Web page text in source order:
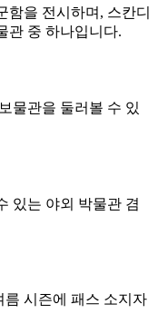
함을 전시하며, 스칸디
관 중 하나입니다.
물관을 둘러볼 수 있
있는 야외 박물관 겸
시즌에 패스 소지자